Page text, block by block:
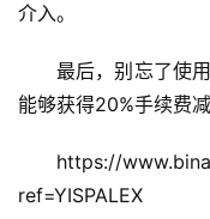
介入。
最后，别忘了使
能够获得20%手续费减
https://
ref=YISPALEX